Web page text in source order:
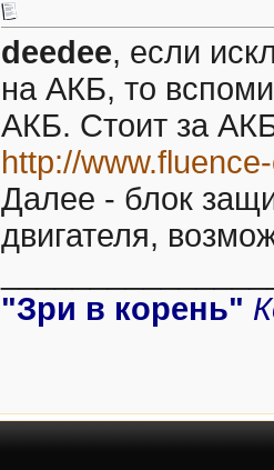
deedee, если
на АКБ, то
АКБ. Стоит за
http://
Далее - блок
двигателя,
"Зри в корень"